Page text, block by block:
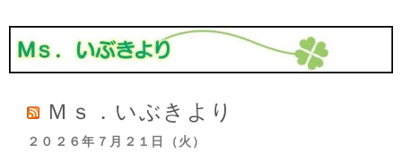
Ｍｓ．いぶきより
２０２６年７月２１日（火）